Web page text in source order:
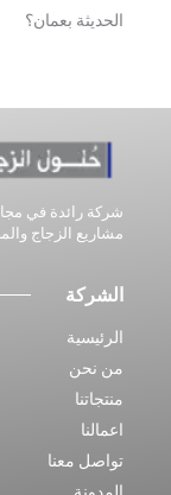
الحديثة بعمان؟
شركة رائدة في
مشاريع الزجاج
الشركة
الرئيسية
من نحن
منتجاتنا
اعمالنا
تواصل معنا
المدونة